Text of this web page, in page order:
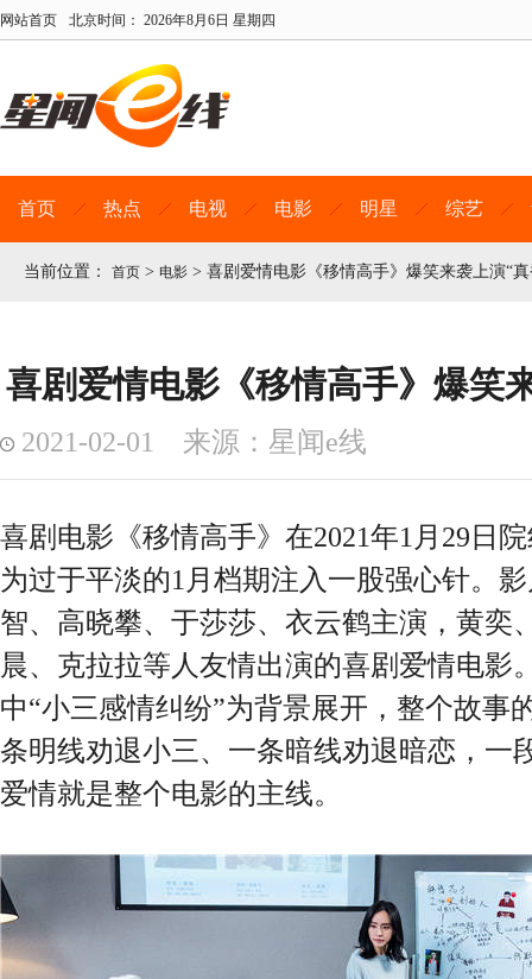
网站首页 北京时间： 2026年8月6日 星期四
首页 热点 电视 电影 明星 综艺
当前位置： 首页 > 电影 > 喜剧爱情电影《移情高手》爆笑来袭上演“真
喜剧爱情电影《移情高手》爆笑
2021-02-01 来源：星闻e线
喜剧电影《移情高手》在2021年1月29日
为过于平淡的1月档期注入一股强心针。
智、高晓攀、于莎莎、衣云鹤主演，黄奕
晨、克拉拉等人友情出演的喜剧爱情电影
中“小三感情纠纷”为背景展开，整个故事
条明线劝退小三、一条暗线劝退暗恋，一
爱情就是整个电影的主线。